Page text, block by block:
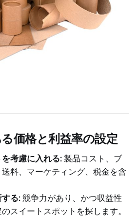
価格と利益率の設定
考慮に入れる:製品コスト、ブ
料、マーケティング、税金を含
る:競争力があり、かつ収益性
スイートスポットを探します。